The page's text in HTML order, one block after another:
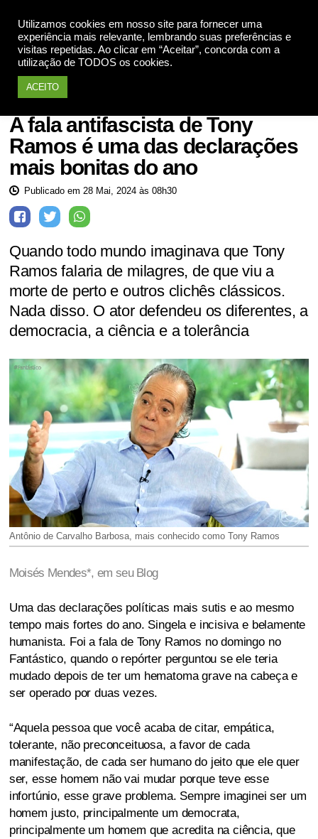
Utilizamos cookies em nosso site para fornecer uma
experiência mais relevante, lembrando suas preferências e
visitas repetidas. Ao clicar em “Aceitar”, concorda com a
utilização de TODOS os cookies.
ACEITO
Contra o Preconceito
A fala antifascista de Tony
Ramos é uma das declarações
mais bonitas do ano
Publicado em 28 Mai, 2024 às 08h30
Quando todo mundo imaginava que Tony
Ramos falaria de milagres, de que viu a
morte de perto e outros clichês clássicos.
Nada disso. O ator defendeu os diferentes, a
democracia, a ciência e a tolerância
Antônio de Carvalho Barbosa, mais conhecido como Tony Ramos
Moisés Mendes*, em seu Blog
Uma das declarações políticas mais sutis e ao mesmo
tempo mais fortes do ano. Singela e incisiva e belamente
humanista. Foi a fala de Tony Ramos no domingo no
Fantástico, quando o repórter perguntou se ele teria
mudado depois de ter um hematoma grave na cabeça e
ser operado por duas vezes.
“Aquela pessoa que você acaba de citar, empática,
tolerante, não preconceituosa, a favor de cada
manifestação, de cada ser humano do jeito que ele quer
ser, esse homem não vai mudar porque teve esse
infortúnio, esse grave problema. Sempre imaginei ser um
homem justo, principalmente um democrata,
principalmente um homem que acredita na ciência, que